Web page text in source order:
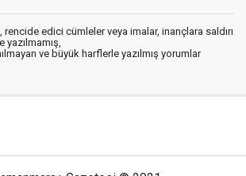
rencide edici cümleler veya imalar, inançlara saldırı
yazılmamış,
ve büyük harflerle yazılmış yorumlar